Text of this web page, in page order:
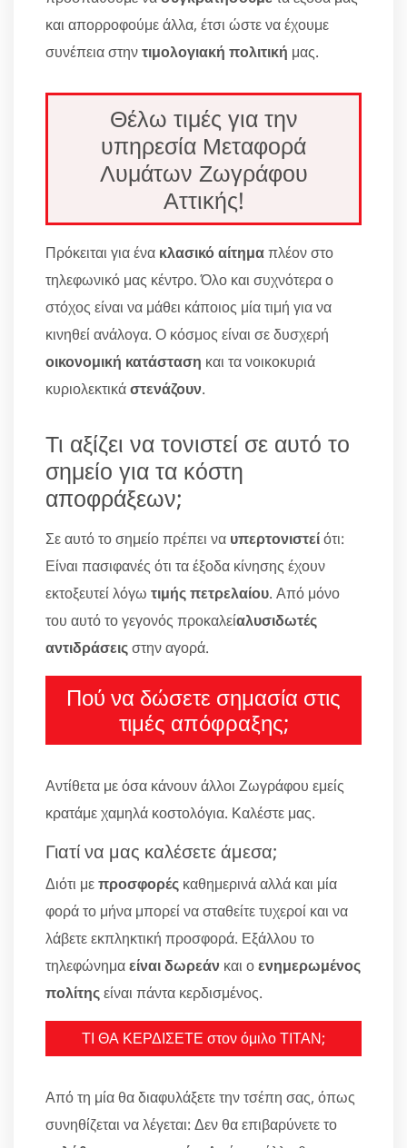
και απορροφούμε άλλα, έτσι ώστε να έχουμε
συνέπεια στηντιμολογιακή πολιτική μας.
Θέλω τιμές για την
υπηρεσία Μεταφορά
Λυμάτων Ζωγράφου
Αττικής!
Πρόκειται για ένα κλασικό αίτημαπλέον στο
τηλεφωνικό μας κέντρο. Όλο και συχνότερα ο
στόχος είναι να μάθει κάποιος μία τιμή για να
κινηθεί ανάλογα. Ο κόσμος είναι σε δυσχερή
οικονομική κατάσταση και τα νοικοκυριά
κυριολεκτικάστενάζουν.
Τι αξίζει να τονιστεί σε αυτό το
σημείο για τα κόστη
αποφράξεων;
Σε αυτό το σημείο πρέπει να υπερτονιστείότι:
Είναι πασιφανές ότι τα έξοδα κίνησης έχουν
εκτοξευτεί λόγω τιμής πετρελαίου. Από μόνο
του αυτό το γεγονός προκαλείαλυσιδωτές
αντιδράσειςστην αγορά.
Πού να δώσετε σημασία στις
τιμές απόφραξης;
Αντίθετα με όσα κάνουν άλλοι Ζωγράφου εμείς
κρατάμε χαμηλά κοστολόγια. Καλέστε μας.
Γιατί να μας καλέσετε άμεσα;
Διότι μεπροσφορές καθημερινά αλλά και μία
φορά το μήνα μπορεί να σταθείτε τυχεροί και να
λάβετε εκπληκτική προσφορά. Εξάλλου το
τηλεφώνημαείναι δωρεάν και οενημερωμένος
πολίτηςείναι πάντα κερδισμένος.
ΤΙ ΘΑ ΚΕΡΔΙΣΕΤΕ στον όμιλο ΤΙΤΑΝ;
Από τη μία θα διαφυλάξετε την τσέπη σας, όπως
συνηθίζεται να λέγεται: Δεν θα επιβαρύνετε το